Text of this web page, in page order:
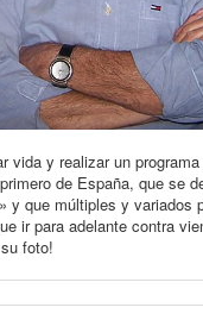
vida y realizar un
de España, que se
» y que múltiples y variados
ir para adelante contra
foto!